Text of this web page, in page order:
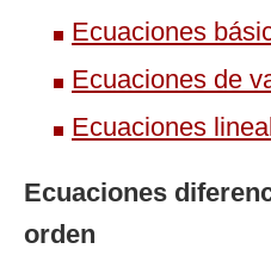
Ecuaciones
Ecuaciones de
Ecuaciones
Ecuaciones
orden